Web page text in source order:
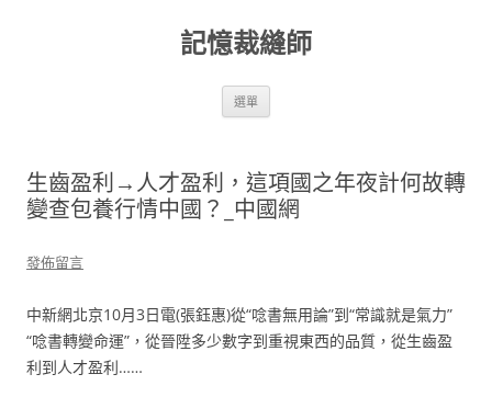
記憶裁縫師
選單
生齒盈利→人才盈利，這項國之年夜計何故轉
變查包養行情中國？_中國網
發佈留言
中新網北京10月3日電(張鈺惠)從“唸書無用論”到“常識就是氣力”
“唸書轉變命運”，從晉陞多少數字到重視東西的品質，從生齒盈
利到人才盈利……